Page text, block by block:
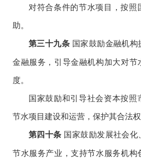
对符合条件的节水项目，按照
助。
第三十九条 国家鼓励金融机
金融服务，引导金融机构加大对节
度。
国家鼓励和引导社会资本按
节水项目建设和运营，保护其合法权
第四十条 国家鼓励发展社会
节水服务产业，支持节水服务机构